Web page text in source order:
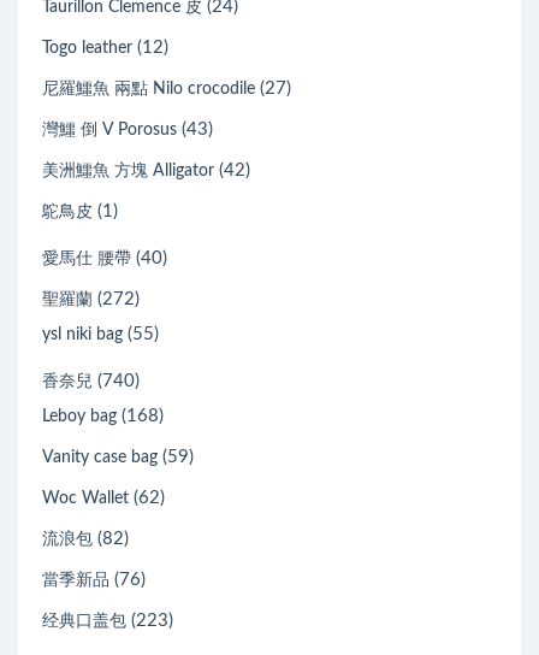
Taurillon Clemence 皮 (24)
Togo leather (12)
尼羅鱷魚 兩點 Nilo crocodile (27)
灣鱷 倒 V Porosus (43)
美洲鱷魚 方塊 Alligator (42)
鴕鳥皮 (1)
愛馬仕 腰帶 (40)
聖羅蘭 (272)
ysl niki bag (55)
香奈兒 (740)
Leboy bag (168)
Vanity case bag (59)
Woc Wallet (62)
流浪包 (82)
當季新品 (76)
经典口盖包 (223)